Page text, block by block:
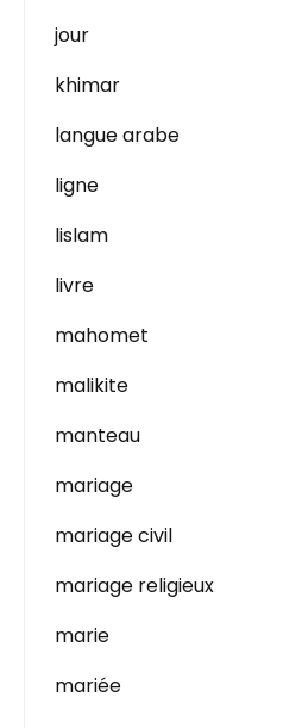
jour
khimar
langue arabe
ligne
lislam
livre
mahomet
malikite
manteau
mariage
mariage civil
mariage religieux
marie
mariée